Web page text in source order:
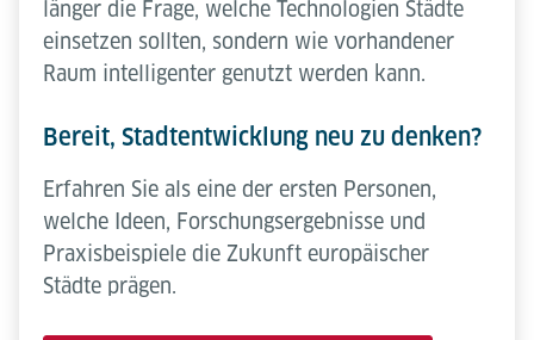
länger die Frage, welche Technologien Städte
einsetzen sollten, sondern wie vorhandener
Raum intelligenter genutzt werden kann.
Bereit, Stadtentwicklung neu zu denken?
Erfahren Sie als eine der ersten Personen,
welche Ideen, Forschungsergebnisse und
Praxisbeispiele die Zukunft europäischer
Städte prägen.